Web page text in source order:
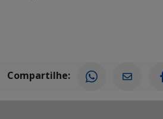
Compartilhe: